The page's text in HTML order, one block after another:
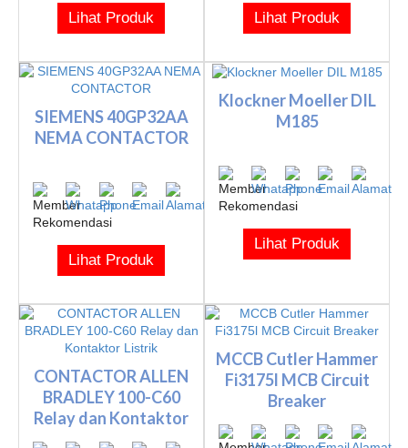
Lihat Produk Lihat Produk
SIEMENS 40GP32AA
NEMA CONTACTOR
Lihat Produk
Klockner Moeller DIL
M185
Lihat Produk
CONTACTOR ALLEN
BRADLEY 100-C60
Relay dan Kontaktor
Listrik
MCCB Cutler Hammer
Fi3175l MCB Circuit
Breaker